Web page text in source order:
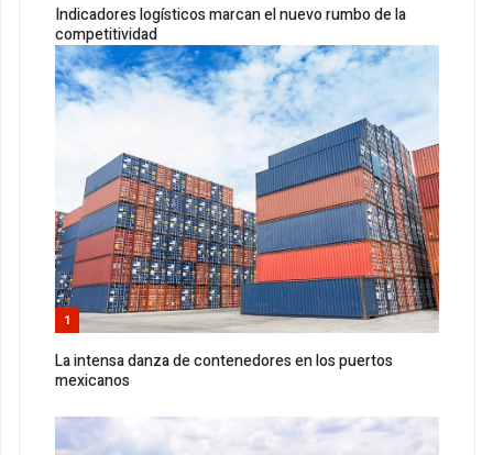
Indicadores logísticos marcan el nuevo rumbo de la
competitividad
1
La intensa danza de contenedores en los puertos
mexicanos